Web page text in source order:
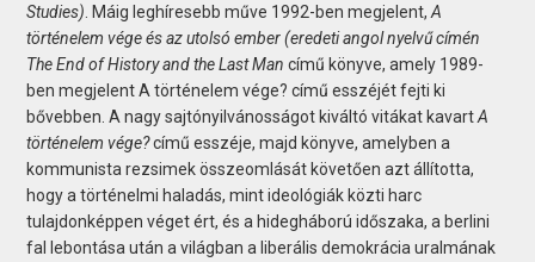
Studies) . Máig leghíresebb műve 1992-ben megjelent,A
történelem vége és az utolsó ember (eredeti angol nyelvű címén
The End of History and the Last Man című könyve, amely 1989-
ben megjelent A történelem vége? című esszéjét fejti ki
bővebben. A nagy sajtónyilvánosságot kiváltó vitákat kavartA
történelem vége?című esszéje, majd könyve, amelyben a
kommunista rezsimek összeomlását követően azt állította,
hogy a történelmi haladás, mint ideológiák közti harc
tulajdonképpen véget ért, és a hidegháború időszaka, a berlini
fal lebontása után a világban a liberális demokrácia uralmának